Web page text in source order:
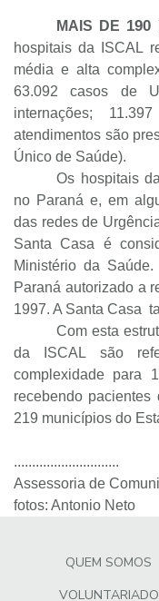
MAIS DE 190
hospitais da ISCAL
média e alta
63.092 casos de
internações;
atendimentos são
Único de Saúde).
Os hospitais
no Paraná e, em
das redes de
Santa Casa é
Ministério da
Paraná autorizado a
1997. A Santa Casa
Com esta
da ISCAL são
complexidade para
recebendo
219 municípios do
.............................
Assessoria de
fotos: Antonio Neto
QUEM SOMOS
VOLUNTARIADO